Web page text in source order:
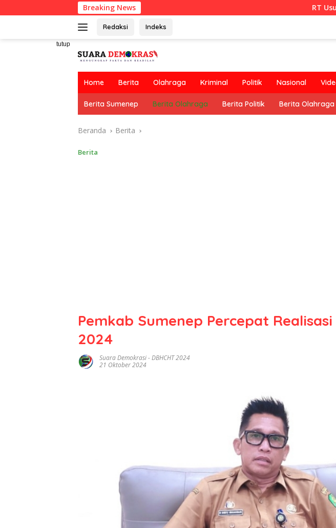
ke
Breaking News RT Usulkan Lomba
Redaksi Indeks
tutup
Home Berita Olahraga Kriminal Politik Nasional
Berita Sumenep Berita Olahraga Berita Politik Berita Olahraga
Beranda Berita
Berita
Pemkab Sumenep Percepat Realisasi
2024
Suara Demokrasi-DBHCHT 2024
21 Oktober 2024